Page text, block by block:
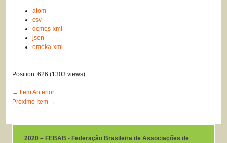
atom
csv
dcmes-xml
json
omeka-xml
Position: 626 (1303 views)
← Item Anterior
Próximo Item →
2020 – FEBAB - Federação Brasileira de Associações de